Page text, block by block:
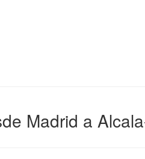
Madrid a